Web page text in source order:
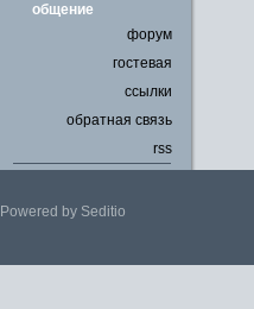
общение
форум
гостевая
ссылки
обратная связь
rss
Powered by Seditio